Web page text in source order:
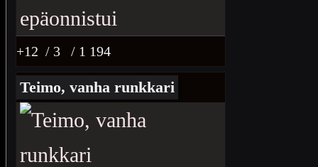
+12 / 3 / 1 194
Teimo, vanha runkkari